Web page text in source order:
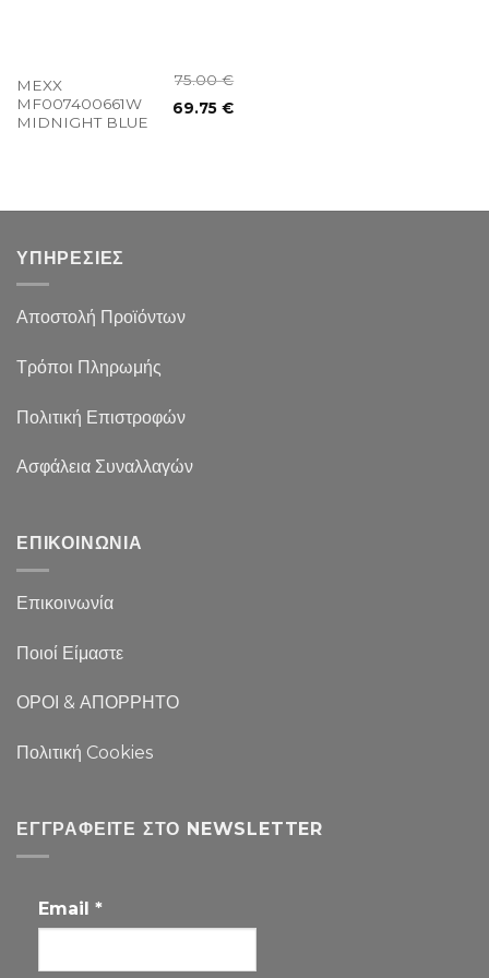
MEXX
MF007400661W
MIDNIGHT BLUE
75.00€
69.75€
ΥΠΗΡΕΣΙΕΣ
Αποστολή Προϊόντων
Τρόποι Πληρωμής
Πολιτική Επιστροφών
Ασφάλεια Συναλλαγών
ΕΠΙΚΟΙΝΩΝΙΑ
Επικοινωνία
Ποιοί Είμαστε
ΟΡΟΙ & ΑΠΟΡΡΗΤΟ
Πολιτική Cookies
ΕΓΓΡΑΦΕΊΤΕ ΣΤΟ NEWSLETTER
Email *